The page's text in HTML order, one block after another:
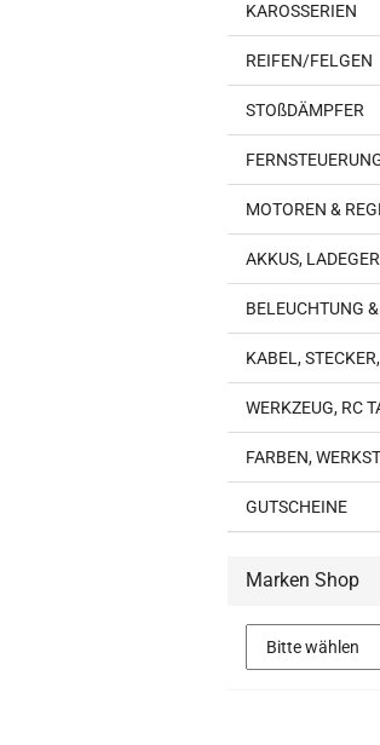
KAROSSERIEN
REIFEN/FELGEN
STOßDÄMPFER
MOTOREN &
AKKUS,
BELEUCHTUNG
KABEL,
WERKZEUG, RC
FARBEN,
GUTSCHEINE
Marken Shop